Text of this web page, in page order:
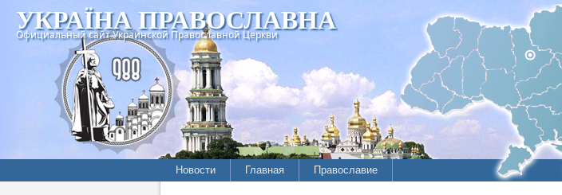
УКРАЇНА ПРАВОСЛАВНА
Официальный сайт Украинской Православной Церкви
Новости Главная Православие